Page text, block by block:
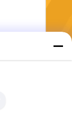
Отправьте